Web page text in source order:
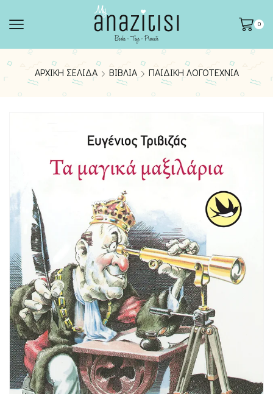
0
ΑΡΧΙΚΉ ΣΕΛΊΔΑ ΒΙΒΛΊΑ ΠΑΙΔΙΚΉ ΛΟΓΟΤΕΧΝΊΑ